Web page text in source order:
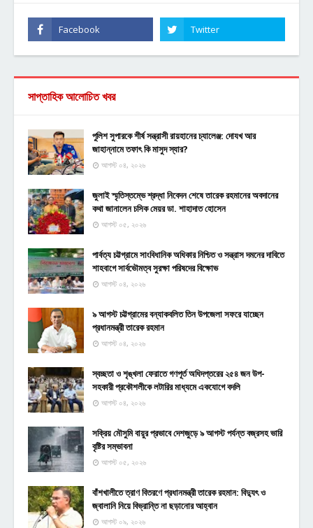
সাপ্তাহিক আলোচিত খবর
পুলিশ সুপারকে শীর্ষ সন্ত্রাসী রায়হানের চ্যালেঞ্জ: দোযখ আর
জাহান্নামে তফাৎ কি মাসুদ স্যার?
আগস্ট ০৪, ২০২৬
জুলাই স্মৃতিস্তম্ভে শ্রদ্ধা নিবেদন শেষে তারেক রহমানের অবদানের
কথা জানালেন চসিক মেয়র ডা. শাহাদাত হোসেন
আগস্ট ০৫, ২০২৬
পার্বত্য চট্টগ্রামে সাংবিধানিক অধিকার নিশ্চিত ও সন্ত্রাস দমনের দাবিতে
শাহবাগে সার্বভৌমত্ব সুরক্ষা পরিষদের বিক্ষোভ
আগস্ট ০৪, ২০২৬
৯ আগস্ট চট্টগ্রামের বন্যাকবলিত তিন উপজেলা সফরে যাচ্ছেন
প্রধানমন্ত্রী তারেক রহমান
আগস্ট ০৪, ২০২৬
স্বচ্ছতা ও শৃঙ্খলা ফেরাতে গণপূর্ত অধিদপ্তরের ২৫৪ জন উপ-
সহকারী প্রকৌশলীকে লটারির মাধ্যমে একযোগে বদলি
আগস্ট ০৪, ২০২৬
সক্রিয় মৌসুমি বায়ুর প্রভাবে দেশজুড়ে ৯ আগস্ট পর্যন্ত বজ্রসহ ভারি
বৃষ্টির সম্ভাবনা
আগস্ট ০৫, ২০২৬
বাঁশখালীতে ত্রাণ বিতরণে প্রধানমন্ত্রী তারেক রহমান: বিদ্যুৎ ও
জ্বালানি নিয়ে বিভ্রান্তি না ছড়ানোর আহ্বান
আগস্ট ০৯, ২০২৬